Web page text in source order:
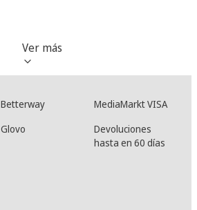
Ver más
Betterway
MediaMarkt VISA
Glovo
Devoluciones
hasta en 60 días